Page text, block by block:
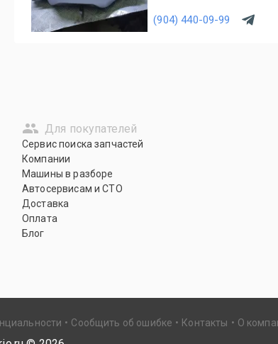
(904) 440-09-99
Для покупателей
Сервис поиска запчастей
Компании
Машины в разборе
Автосервисам и СТО
Доставка
Оплата
Блог
Сообщить об ошибке Контакты О